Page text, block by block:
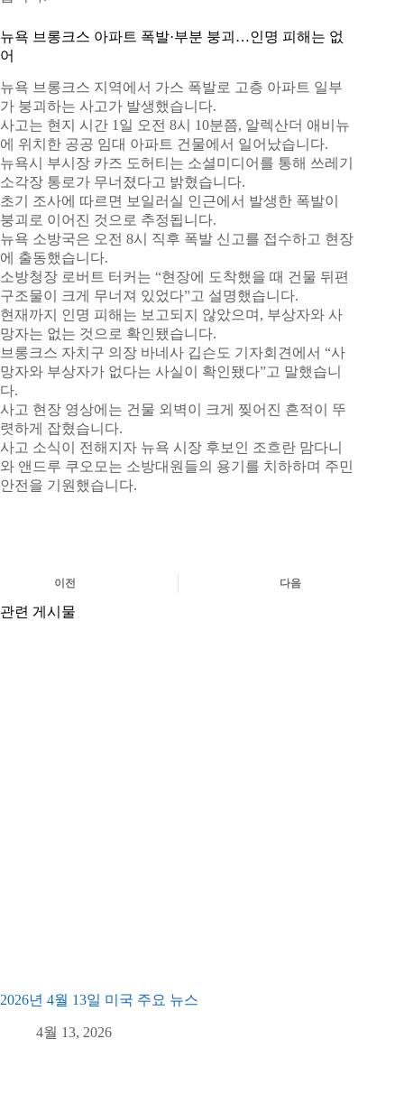
뉴욕 브롱크스 아파트 폭발·부분 붕괴…인명 피해는 없
어
뉴욕 브롱크스 지역에서 가스 폭발로 고층 아파트 일부
가 붕괴하는 사고가 발생했습니다.
사고는 현지 시간 1일 오전 8시 10분쯤, 알렉산더 애비뉴
에 위치한 공공 임대 아파트 건물에서 일어났습니다.
뉴욕시 부시장 카즈 도허티는 소셜미디어를 통해 쓰레기
소각장 통로가 무너졌다고 밝혔습니다.
초기 조사에 따르면 보일러실 인근에서 발생한 폭발이
붕괴로 이어진 것으로 추정됩니다.
뉴욕 소방국은 오전 8시 직후 폭발 신고를 접수하고 현장
에 출동했습니다.
소방청장 로버트 터커는 “현장에 도착했을 때 건물 뒤편
구조물이 크게 무너져 있었다”고 설명했습니다.
현재까지 인명 피해는 보고되지 않았으며, 부상자와 사
망자는 없는 것으로 확인됐습니다.
브롱크스 자치구 의장 바네사 깁슨도 기자회견에서 “사
망자와 부상자가 없다는 사실이 확인됐다”고 말했습니
다.
사고 현장 영상에는 건물 외벽이 크게 찢어진 흔적이 뚜
렷하게 잡혔습니다.
사고 소식이 전해지자 뉴욕 시장 후보인 조흐란 맘다니
와 앤드루 쿠오모는 소방대원들의 용기를 치하하며 주민
안전을 기원했습니다.
이전 다음
관련 게시물
2026년 4월 13일 미국 주요 뉴스
4월 13, 2026